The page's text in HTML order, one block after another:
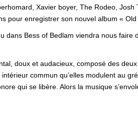
Xavier boyer, The Rodeo,
pour enregistrer son nouvel album «
dans Bess of Bedlam viendra nous
doux et audacieux, composé des
commun qu’elles modulent au
qui se libère. Alors la musique